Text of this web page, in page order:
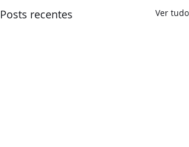
Posts recentes Ver tudo